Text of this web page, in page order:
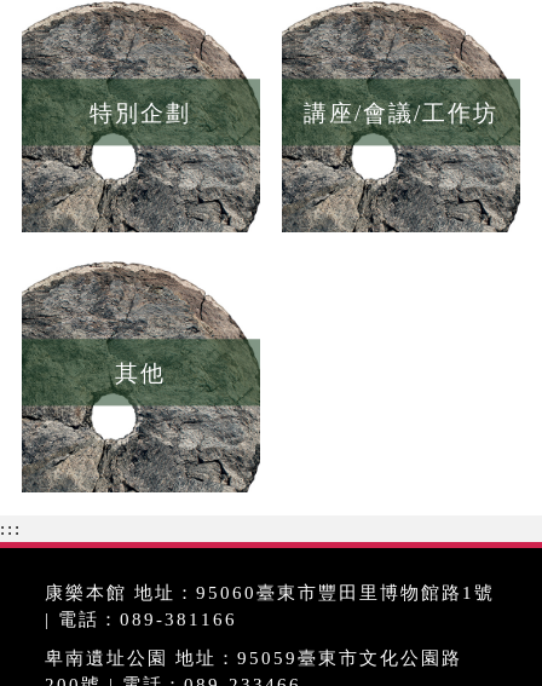
特別企劃 講座/會議/工作坊
其他
:::
康樂本館 地址：95060臺東市豐田里博物館路1號
| 電話：089-381166
卑南遺址公園 地址：95059臺東市文化公園路